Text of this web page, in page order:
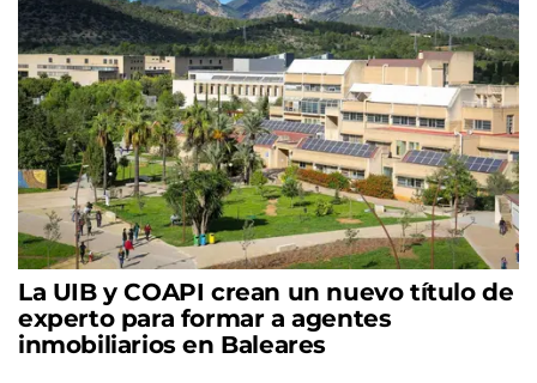
La UIB y COAPI crean un nuevo título de
experto para formar a agentes
inmobiliarios en Baleares